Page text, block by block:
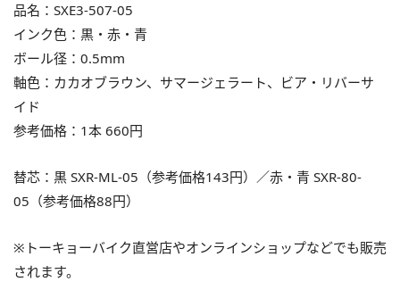
品名：SXE3-507-05
インク色：黒・赤・青
ボール径：0.5mm
軸色：カカオブラウン、サマージェラート、ビア・リバーサ
イド
参考価格：1本 660円
替芯：黒 SXR-ML-05（参考価格143円）／赤・青 SXR-80-
05（参考価格88円）
※トーキョーバイク直営店やオンラインショップなどでも販売
されます。